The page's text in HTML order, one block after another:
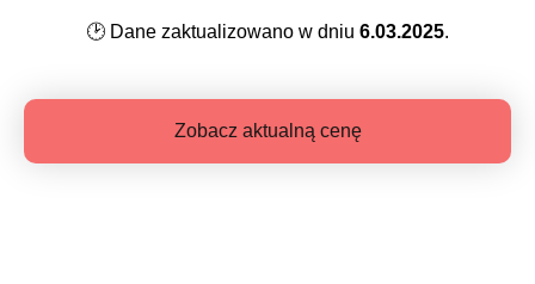
🕑 Dane zaktualizowano w dniu 6.03.2025.
Zobacz aktualną cenę